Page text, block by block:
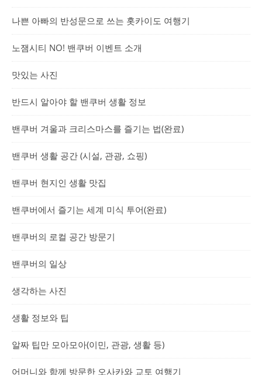
나쁜 아빠의 반성문으로 쓰는 홋카이도 여행기
노잼시티 NO! 밴쿠버 이벤트 소개
맛있는 사진
반드시 알아야 할 밴쿠버 생활 정보
밴쿠버 겨울과 크리스마스를 즐기는 법(완료)
밴쿠버 생활 공간 (시설, 관광, 쇼핑)
밴쿠버 현지인 생활 맛집
밴쿠버에서 즐기는 세계 미식 투어(완료)
밴쿠버의 로컬 공간 방문기
밴쿠버의 일상
생각하는 사진
생활 정보와 팁
알짜 팁만 모아모아(이민, 관광, 생활 등)
어머니와 함께 방문한 오사카와 교토 여행기